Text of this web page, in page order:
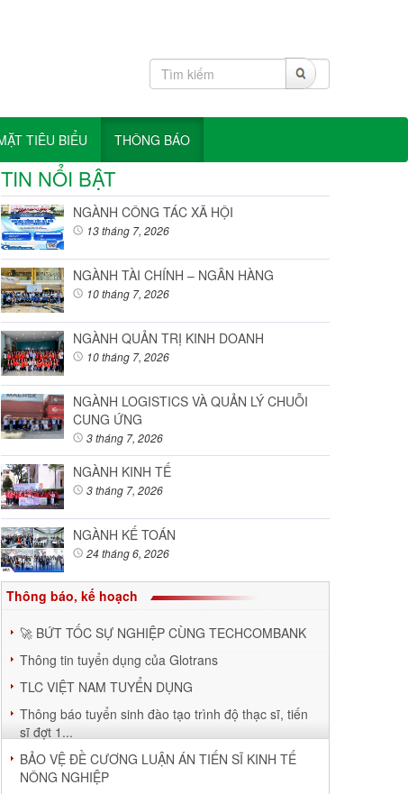
TIÊU BIỂU THÔNG BÁO
TIN NỔI BẬT
NGÀNH CÔNG TÁC XÃ HỘI
13 tháng 7, 2026
NGÀNH TÀI CHÍNH – NGÂN HÀNG
10 tháng 7, 2026
NGÀNH QUẢN TRỊ KINH DOANH
10 tháng 7, 2026
NGÀNH LOGISTICS VÀ QUẢN LÝ CHUỖI
CUNG ỨNG
3 tháng 7, 2026
NGÀNH KINH TẾ
3 tháng 7, 2026
NGÀNH KẾ TOÁN
24 tháng 6, 2026
Thông báo, kế hoạch
🚀 BỨT TỐC SỰ NGHIỆP CÙNG TECHCOMBANK
Thông tin tuyển dụng của Glotrans
TLC VIỆT NAM TUYỂN DỤNG
Thông báo tuyển sinh đào tạo trình độ thạc sĩ, tiến
sĩ đợt 1...
BẢO VỆ ĐỀ CƯƠNG LUẬN ÁN TIẾN SĨ KINH TẾ
NÔNG NGHIỆP